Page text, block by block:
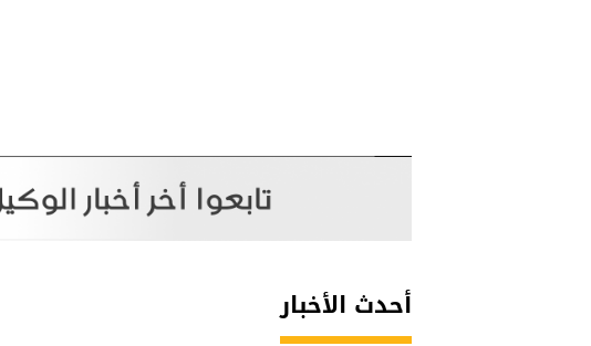
أحدث الأخبار